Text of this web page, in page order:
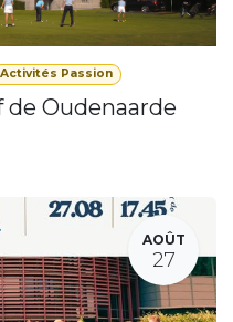
Activités Passion
de Oudenaarde
AOÛT
27